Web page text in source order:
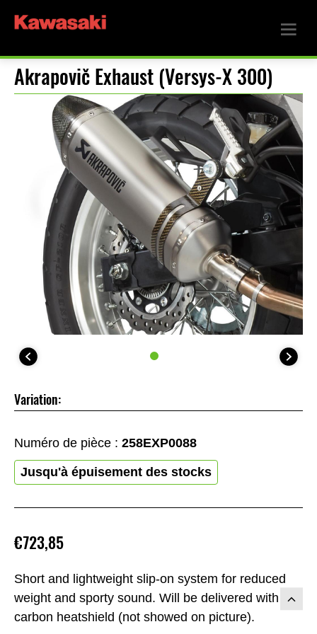
Akrapovič Exhaust (Versys-X 300)
Short and lightweight slip-on system for reduced
weight and sporty sound. Will be delivered with
carbon heatshield (not showed on picture).
€723,85
Variation:
Numéro de pièce : 258EXP0088
Jusqu'à épuisement des stocks